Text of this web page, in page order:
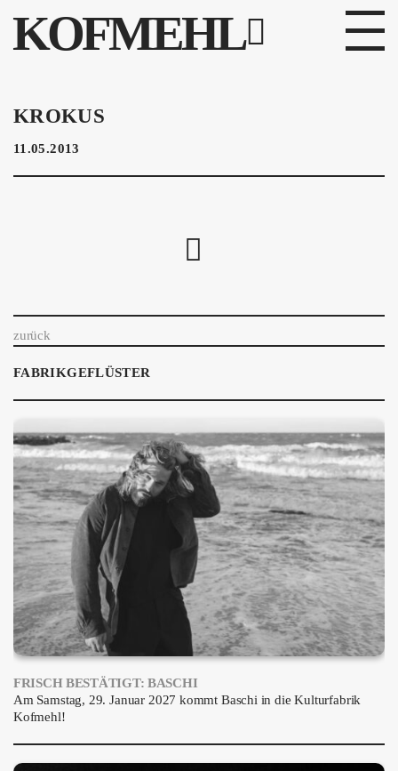
KOFMEHL
PROGRAMM
FABRIKGEFLÜSTER
GALERIE
INFOS
KONTAKT
ÜBER UNS
GÖNNEREI
SHOP
MITMACHEN
KROKUS
11.05.2013
zurück
FABRIKGEFLÜSTER
FRISCH BESTÄTIGT: BASCHI
Am Samstag, 29. Januar 2027 kommt Baschi in die Kulturfabrik
Kofmehl!